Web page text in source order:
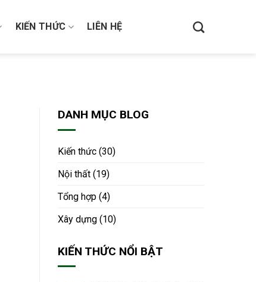
KIẾN THỨC LIÊN HỆ
DANH MỤC BLOG
Kiến thức(30)
Nội thất(19)
Tổng hợp(4)
Xây dựng(10)
KIẾN THỨC NỔI BẬT